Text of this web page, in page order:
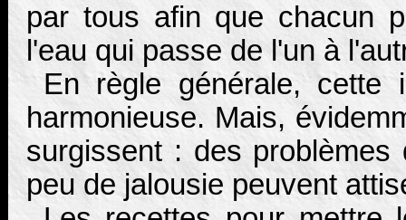
par tous afin que chacun
l'eau qui passe de l'un à
En règle générale, cette
harmonieuse. Mais,
surgissent : des
peu de jalousie peuvent